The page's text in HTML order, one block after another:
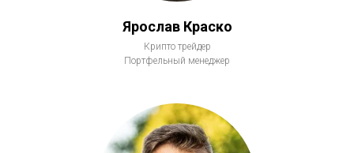
Ярослав Краско
Крипто трейдер
Портфельный менеджер